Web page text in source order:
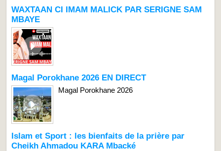
WAXTAAN CI IMAM MALICK PAR SERIGNE SAM
MBAYE
Magal Porokhane 2026 EN DIRECT
Magal Porokhane 2026
Islam et Sport : les bienfaits de la prière par
Cheikh Ahmadou KARA Mbacké